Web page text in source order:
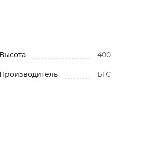
Высота 400
Производитель БТС